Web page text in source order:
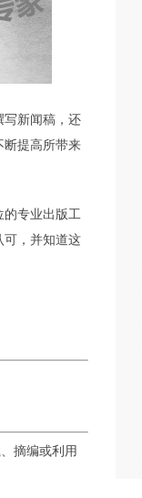
新闻稿，还
断提高所带来
专业出版工
可，并知道这
摘编或利用